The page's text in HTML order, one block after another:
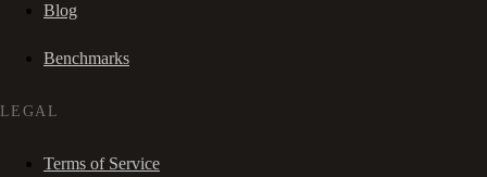
Blog
Benchmarks
LEGAL
Terms of Service